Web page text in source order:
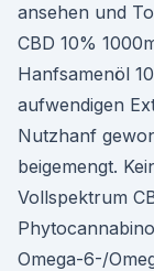
ansehen und
CBD 10%
Hanfsamenöl
aufwendigen
Nutzhanf
beigemengt.
Vollspektrum
Omega-6-/